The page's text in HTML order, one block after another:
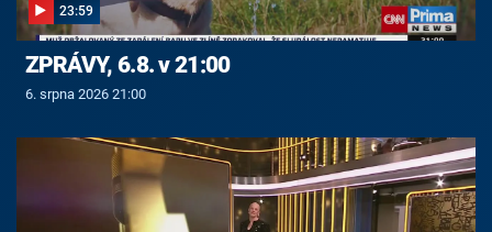
23:59
ZPRÁVY, 6.8. v 21:00
6. srpna 2026 21:00